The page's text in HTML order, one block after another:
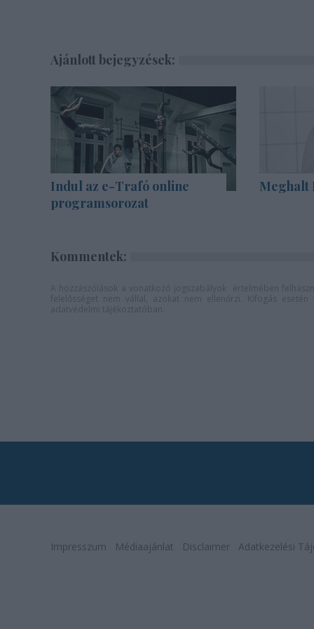
Ajánlott bejegyzések:
Indul az e-Trafó online
programsorozat
Meghalt
Kommentek:
Impresszum Médiaajánlat Disclaimer Adatkezelési